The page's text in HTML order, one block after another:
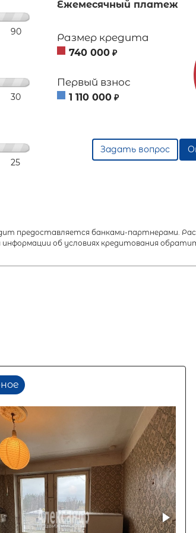
90
30
25
Ежемесячный платеж
Размер кредита
740 000 ₽
Первый взнос
1 110 000 ₽
Задать вопрос
предоставляется банками-партнерами.
об условиях кредитования